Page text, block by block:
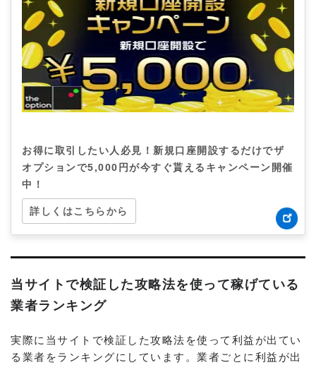
お得に取引したい人必見！新規口座開設するだけでザ
オプションで5,000円が今すぐ貰えるキャンペーン開催
中！
詳しくはこちらから
当サイトで検証した攻略法を使って稼げている
業者ランキング
実際に当サイトで検証した攻略法を使って利益が出てい
る業者をランキングにしています。業者ごとに利益が出